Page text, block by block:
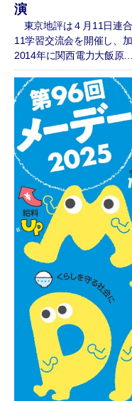
演
東京地評は４月11日連
11学習交流会を開催し、
2014年に関西電力大飯原…